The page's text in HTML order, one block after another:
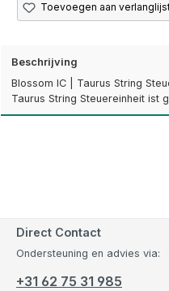
Toevoegen aan
Beschrijving
Blossom IC | Taurus String
Taurus String Steuereinheit ist
Direct Contact
Ondersteuning en advies via:
+31 62 75 31 985